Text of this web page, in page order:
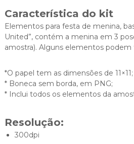
Característica do kit
Elementos para festa de menina,
United”, contém a menina em 3
amostra). Alguns elementos
*O papel tem as dimensões de 11×11;
* Boneca sem borda, em PNG;
* Inclui todos os elementos da
Resolução:
300dpi